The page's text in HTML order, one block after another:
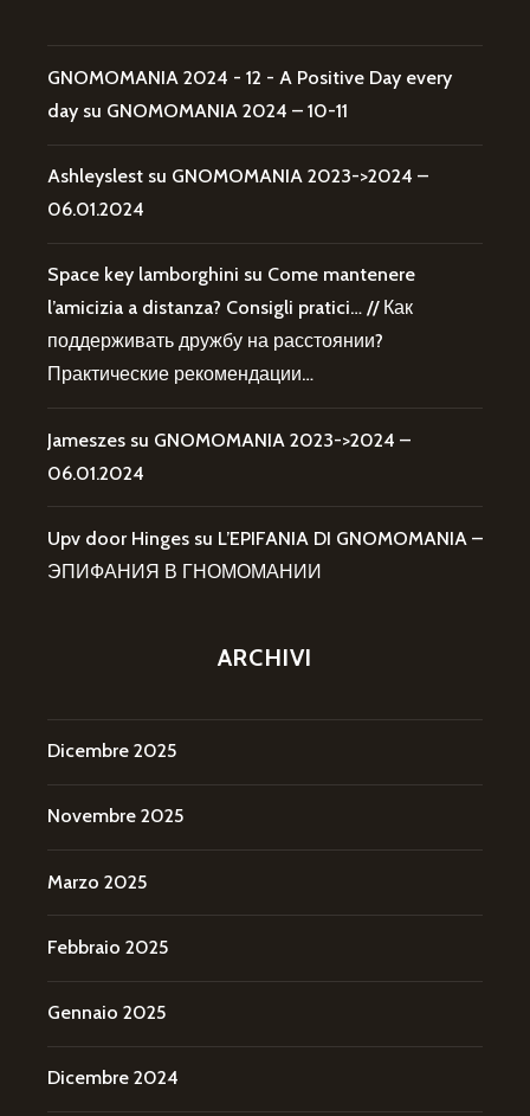
GNOMOMANIA 2024 - 12 - A Positive Day every
day su GNOMOMANIA 2024 – 10-11
Ashleyslest su GNOMOMANIA 2023->2024 –
06.01.2024
Space key lamborghini su Come mantenere
l’amicizia a distanza? Consigli pratici… // Как
поддерживать дружбу на расстоянии?
Практические рекомендации…
Jameszes su GNOMOMANIA 2023->2024 –
06.01.2024
Upv door Hinges su L’EPIFANIA DI GNOMOMANIA –
ЭПИФАНИЯ В ГНОМОМАНИИ
ARCHIVI
Dicembre 2025
Novembre 2025
Marzo 2025
Febbraio 2025
Gennaio 2025
Dicembre 2024